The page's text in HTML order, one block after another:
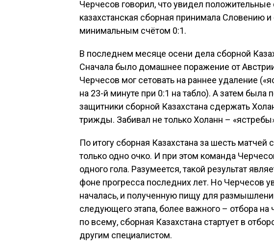
Черчесов говорил, что увидел положительные
казахстанская сборная принимала Словению и
минимальным счётом 0:1.
В последнем месяце осени дела сборной
Сначала было домашнее поражение от
Черчесов мог сетовать на раннее удаление
на 23-й минуте при 0:1 на табло). А затем была
защитники сборной Казахстана сдержать
трижды. Забивал не только Холанн –
По итогу сборная Казахстана за шесть матчей
только одно очко. И при этом команда
одного гола. Разумеется, такой результат
фоне прогресса последних лет. Но Черчесов
началась, и полученную пищу для
следующего этапа, более важного – отбора
по всему, сборная Казахстана стартует в
другим специалистом.